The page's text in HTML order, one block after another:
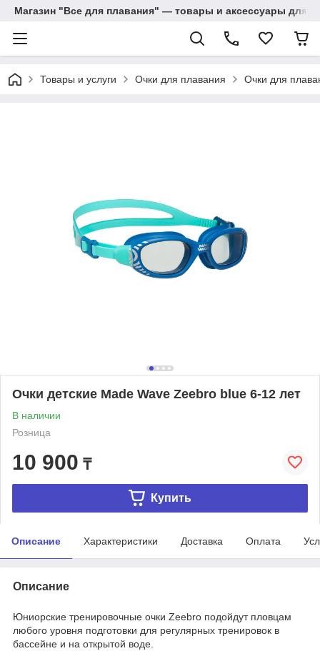
Магазин "Все для плавания" — товары и аксессуары для
Товары и услуги Очки для плавания Очки для
Очки детские Made Wave Zeebro blue 6-12 лет
В наличии
Розница
10 900 ₸
Купить
Описание Характеристики Доставка Оплата
Описание
Юниорские тренировочные очки Zeebro подойдут пловцам
любого уровня подготовки для регулярных тренировок в
бассейне и на открытой воде.